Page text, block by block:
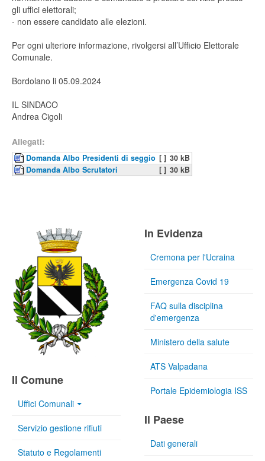
gli uffici elettorali;
- non essere candidato alle elezioni.
Per ogni ulteriore informazione, rivolgersi all’Ufficio Elettorale
Comunale.
Bordolano li 05.09.2024
IL SINDACO
Andrea Cigoli
Allegati:
Domanda Albo Presidenti di seggio [ ] 30 kB
Domanda Albo Scrutatori
[ ] 30 kB
Il Comune
Uffici Comunali
Servizio gestione rifiuti
Statuto e Regolamenti
In Evidenza
Cremona per l'Ucraina
Emergenza Covid 19
FAQ sulla disciplina
d'emergenza
Ministero della salute
ATS Valpadana
Portale Epidemiologia ISS
Il Paese
Dati generali